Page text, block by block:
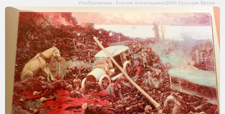
Изображение: Ксения Алексашина@ИА Красная Весна